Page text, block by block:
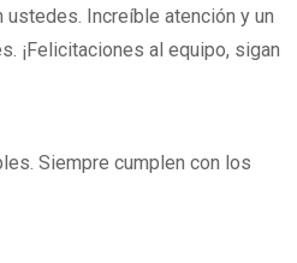
ustedes. Increíble atención y un
¡Felicitaciones al equipo, sigan
Siempre cumplen con los